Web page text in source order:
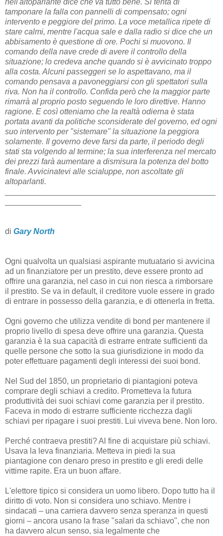
nell'altoparlante dice che va tutto bene. Si tenta di
tamponare la falla con pannelli di compensato; ogni
intervento e peggiore del primo. La voce metallica ripete di
stare calmi, mentre l'acqua sale e dalla radio si dice che un
abbisamento è questione di ore. Pochi si muovono. Il
comando della nave crede di avere il controllo della
situazione; lo credeva anche quando si è avvicinato troppo
alla costa. Alcuni passeggeri se lo aspettavano, ma il
comando pensava a pavoneggiarsi con gli spettatori sulla
riva. Non ha il controllo. Confida però che la maggior parte
rimarrà al proprio posto seguendo le loro direttive. Hanno
ragione. E così otteniamo che la realtà odierna è stata
portata avanti da politiche sconsiderate del governo, ed ogni
suo intervento per "sistemare" la situazione la peggiora
solamente. Il governo deve farsi da parte, il periodo degli
stati sta volgendo al termine; la sua interferenza nel mercato
dei prezzi farà aumentare a dismisura la potenza del botto
finale. Avvicinatevi alle scialuppe, non ascoltate gli
altoparlanti.
di Gary North
Ogni qualvolta un qualsiasi aspirante mutuatario si avvicina
ad un finanziatore per un prestito, deve essere pronto ad
offrire una garanzia, nel caso in cui non riesca a rimborsare
il prestito. Se va in default, il creditore vuole essere in grado
di entrare in possesso della garanzia, e di ottenerla in fretta.
Ogni governo che utilizza vendite di bond per mantenere il
proprio livello di spesa deve offrire una garanzia. Questa
garanzia è la sua capacità di estrarre entrate sufficienti da
quelle persone che sotto la sua giurisdizione in modo da
poter effettuare pagamenti degli interessi dei suoi bond.
Nel Sud del 1850, un proprietario di piantagioni poteva
comprare degli schiavi a credito. Prometteva la futura
produttività dei suoi schiavi come garanzia per il prestito.
Faceva in modo di estrarre sufficiente ricchezza dagli
schiavi per ripagare i suoi prestiti. Lui viveva bene. Non loro.
Perché contraeva prestiti? Al fine di acquistare più schiavi.
Usava la leva finanziaria. Metteva in piedi la sua
piantagione con denaro preso in prestito e gli eredi delle
vittime rapite. Era un buon affare.
L'elettore tipico si considera un uomo libero. Dopo tutto ha il
diritto di voto. Non si considera uno schiavo. Mentre i
sindacati – una carriera davvero senza speranza in questi
giorni – ancora usano la frase "salari da schiavo", che non
ha davvero alcun senso, sia legalmente che